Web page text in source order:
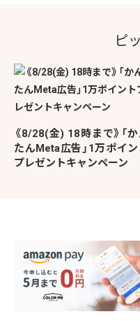
ピ
《8/28(金) 18時まで》「
たんMeta広告」1万ポイン
プレゼントキャンペーン